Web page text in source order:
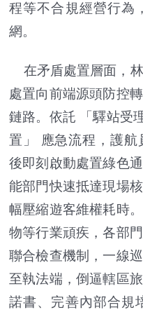
程等不合規經營行為
網。
在矛盾處置層面，
處置向前端源頭防控
鏈路。依託 「驛站受
置」 應急流程，護航
後即刻啟動處置綠色
能部門快速抵達現場
幅壓縮遊客維權耗時
物等行業頑疾，各部
聯合檢查機制，一線
至執法端，倒逼轄區
諾書、完善內部合規